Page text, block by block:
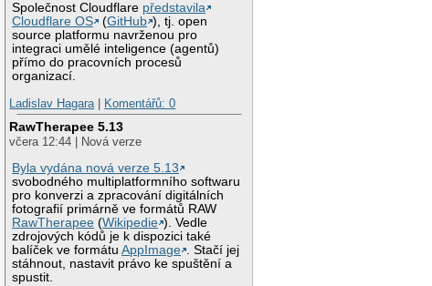
Společnost Cloudflare představila
Cloudflare OS
(GitHub ), tj. open
source platformu navrženou pro
integraci umělé inteligence (agentů)
přímo do pracovních procesů
organizací.
Ladislav Hagara
Komentářů: 0
RawTherapee 5.13
včera 12:44 | Nová verze
Byla vydána nová verze 5.13
svobodného multiplatformního softwaru
pro konverzi a zpracování digitálních
fotografií primárně ve formátů RAW
RawTherapee (Wikipedie ). Vedle
zdrojových kódů je k dispozici také
balíček ve formátuAppImage . Stačí jej
stáhnout, nastavit právo ke spuštění a
spustit.